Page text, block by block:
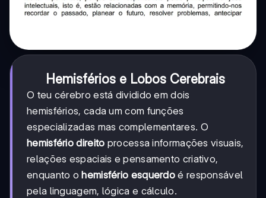
Hemisférios e Lobos Cerebrais
O teu cérebro está dividido em dois
hemisférios, cada um com funções
especializadas mas complementares. O
hemisfério direito processa informações visuais,
relações espaciais e pensamento criativo,
enquanto o hemisfério esquerdo é responsável
pela linguagem, lógica e cálculo.